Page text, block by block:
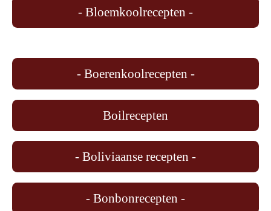
- Bloemkoolrecepten -
- Boerenkoolrecepten -
Boilrecepten
- Boliviaanse recepten -
- Bonbonrecepten -